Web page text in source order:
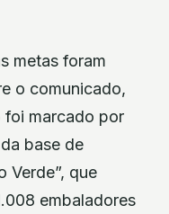
metas foram
o comunicado,
foi marcado por
base de
Verde”, que
embaladores